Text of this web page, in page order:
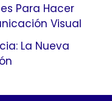
Para Hacer
Visual
La Nueva